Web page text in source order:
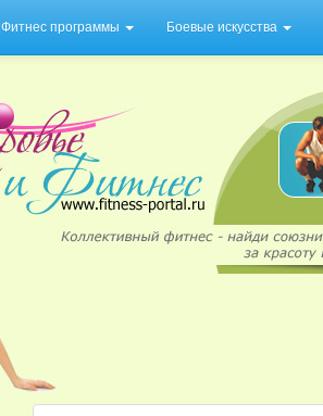
Фитнес программы Боевые искусства